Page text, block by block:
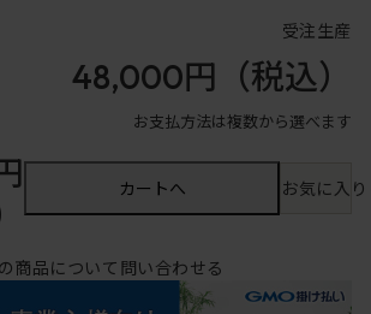
受注生産
48,000円 （税込）
お支払方法は複数から選べます
カートへ お気に入
商品について問い合わせる